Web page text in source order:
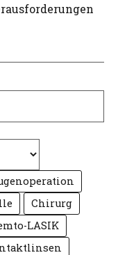
Chirurg
LASIK